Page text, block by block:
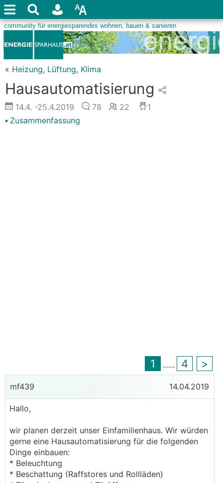
« Heizung, Lüftung, Klima
Hausautomatisierung
14.4. -25.4.2019 78 22
1
Zusammenfassung
1 ...... 4 >
mf439 14.04.2019
Hallo,
wir planen derzeit unser Einfamilienhaus. Wir würden
gerne eine Hausautomatisierung für die folgenden
Dinge einbauen:
* Beleuchtung
* Beschattung (Raffstores und Rollläden)